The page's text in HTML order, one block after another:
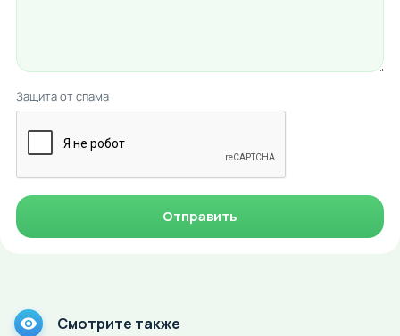
Защита от спама
Отправить
Смотрите также